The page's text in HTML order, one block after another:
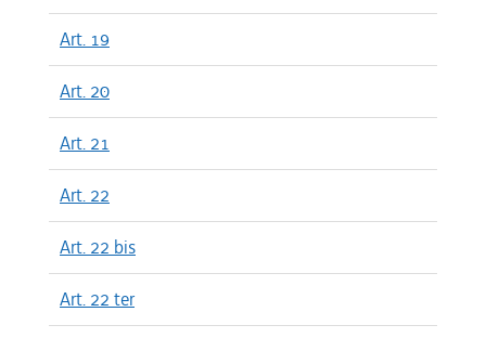
Art. 19
Art. 20
Art. 21
Art. 22
Art. 22 bis
Art. 22 ter